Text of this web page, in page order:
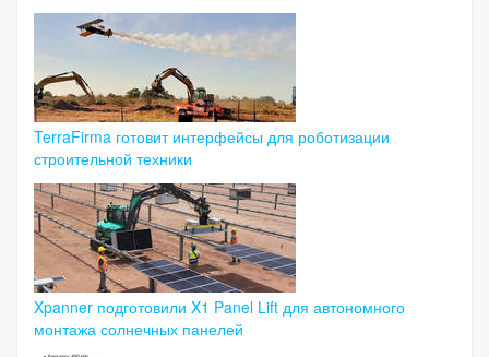
TerraFirma готовит интерфейсы для роботизации
строительной техники
Xpanner подготовили X1 Panel Lift для автономного
монтажа солнечных панелей